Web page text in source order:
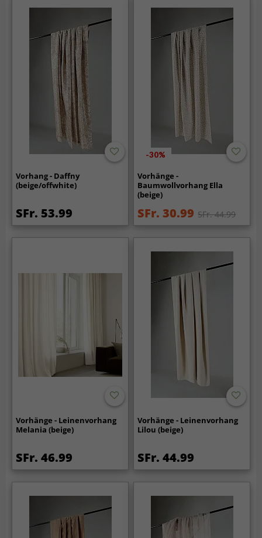
Vorhang - Daffny
(beige/offwhite)
SFr. 53.99
-30%
Vorhänge -
Baumwollvorhang Ella
(beige)
SFr. 30.99 SFr. 44.99
Vorhänge - Leinenvorhang
Melania (beige)
SFr. 46.99
Vorhänge - Leinenvorhang
Lilou (beige)
SFr. 44.99